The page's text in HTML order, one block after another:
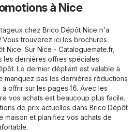
à Nice
chez Brico Dépôt Nice n'a
Vous trouverez ici les brochures
Nice. Sur Nice - Cataloguemate.fr,
les dernières offres spéciales
Le dernier dépliant est valable à
manquez pas les dernières réductions
offrir sur les pages 16. Avec les
vos achats est beaucoup plus facile.
de prix actuelles dans Brico Dépôt
maison et planifiez vos achats de